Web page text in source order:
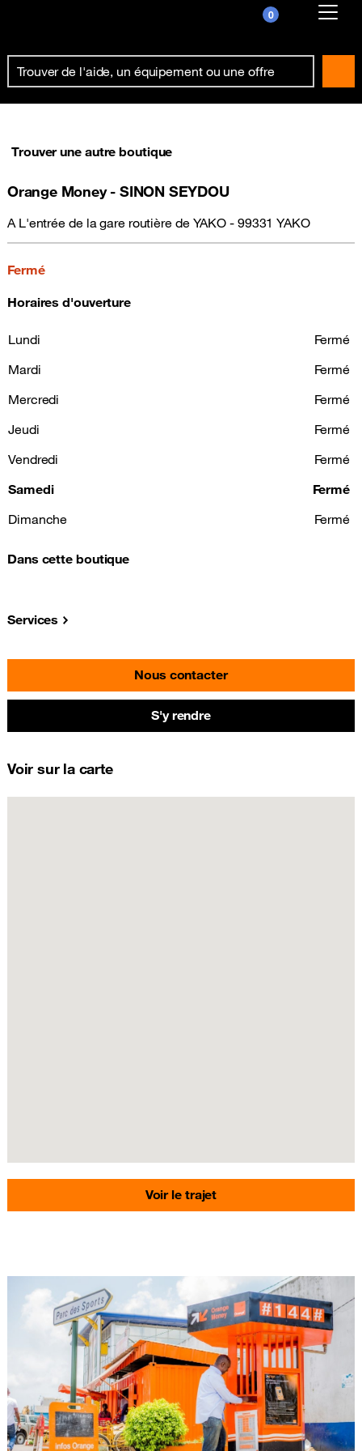
0
Already customer ?
Trouver une autre boutique
Orange Money - SINON SEYDOU
A L'entrée de la gare routière de YAKO - 99331 YAKO
Fermé
Horaires d'ouverture
Lundi
Fermé
Mardi
Fermé
Mercredi
Fermé
Jeudi
Fermé
Vendredi
Fermé
Samedi
Fermé
Dimanche
Fermé
Dans cette boutique
Services
Nous contacter
S'y rendre
Voir sur la carte
Voir le trajet